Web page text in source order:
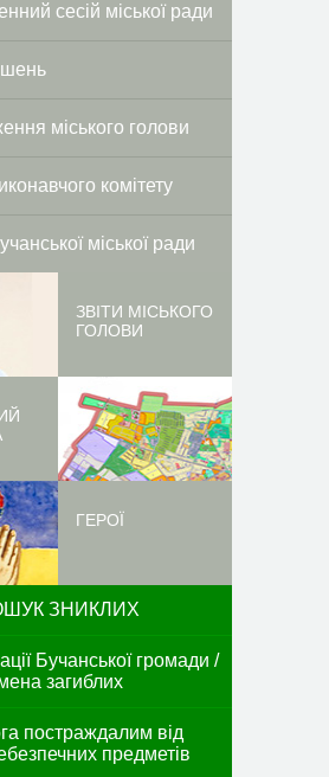
сесій міської ради
міського голови
комітету
міської ради
ЗВІТИ МІСЬКОГО
ГОЛОВИ
ГЕРОЇ
ЗНИКЛИХ
Бучанської громади /
загиблих
постраждалим від
предметів